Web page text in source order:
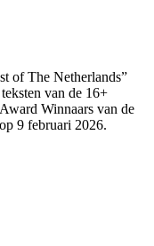
of The Netherlands”
van de 16+
Winnaars van de
9 februari 2026.